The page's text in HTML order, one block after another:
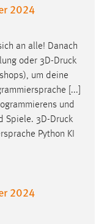
2024
an alle! Danach
oder 3D-Druck
um deine
[...]
und
Spiele. 3D-Druck
Python KI
2024